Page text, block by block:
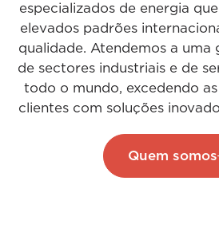
especializados de energia
elevados padrões
qualidade. Atendemos a uma
de sectores industriais e de
todo o mundo, excedendo
clientes com soluções
Quem somos